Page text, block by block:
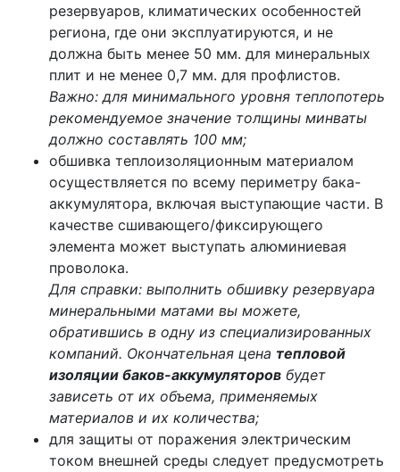
резервуаров, климатических особенностей
региона, где они эксплуатируются, и не
должна быть менее 50 мм. для минеральных
плит и не менее 0,7 мм. для профлистов.
Важно: для минимального уровня теплопотерь
рекомендуемое значение толщины минваты
должно составлять 100 мм;
обшивка теплоизоляционным материалом
осуществляется по всему периметру бака-
аккумулятора, включая выступающие части. В
качестве сшивающего/фиксирующего
элемента может выступать алюминиевая
проволока.
Для справки: выполнить обшивку резервуара
минеральными матами вы можете,
обратившись в одну из специализированных
компаний. Окончательная цена тепловой
изоляции баков-аккумуляторов будет
зависеть от их объема, применяемых
материалов и их количества;
для защиты от поражения электрическим
током внешней среды следует предусмотреть